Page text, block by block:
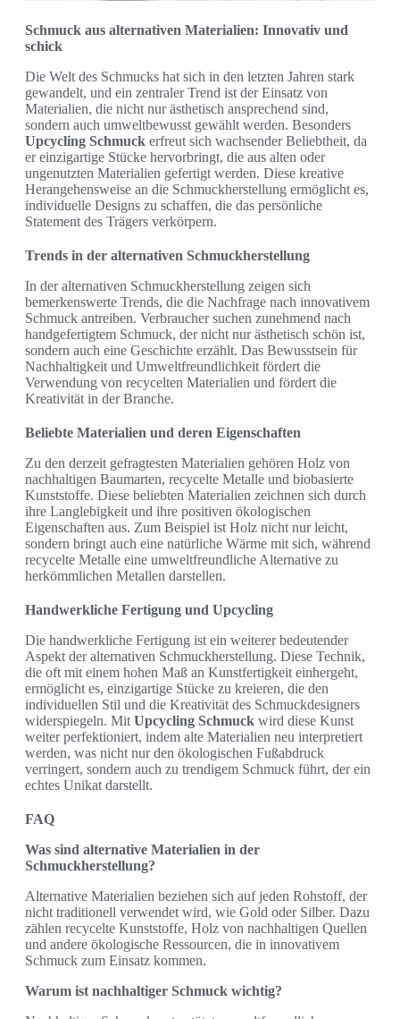
Schmuck aus alternativen Materialien: Innovativ und
schick
Die Welt des Schmucks hat sich in den letzten Jahren stark
gewandelt, und ein zentraler Trend ist der Einsatz von
Materialien, die nicht nur ästhetisch ansprechend sind,
sondern auch umweltbewusst gewählt werden. Besonders
Upcycling Schmuck erfreut sich wachsender Beliebtheit, da
er einzigartige Stücke hervorbringt, die aus alten oder
ungenutzten Materialien gefertigt werden. Diese kreative
Herangehensweise an die Schmuckherstellung ermöglicht es,
individuelle Designs zu schaffen, die das persönliche
Statement des Trägers verkörpern.
Trends in der alternativen Schmuckherstellung
In der alternativen Schmuckherstellung zeigen sich
bemerkenswerte Trends, die die Nachfrage nach innovativem
Schmuck antreiben. Verbraucher suchen zunehmend nach
handgefertigtem Schmuck, der nicht nur ästhetisch schön ist,
sondern auch eine Geschichte erzählt. Das Bewusstsein für
Nachhaltigkeit und Umweltfreundlichkeit fördert die
Verwendung von recycelten Materialien und fördert die
Kreativität in der Branche.
Beliebte Materialien und deren Eigenschaften
Zu den derzeit gefragtesten Materialien gehören Holz von
nachhaltigen Baumarten, recycelte Metalle und biobasierte
Kunststoffe. Diese beliebten Materialien zeichnen sich durch
ihre Langlebigkeit und ihre positiven ökologischen
Eigenschaften aus. Zum Beispiel ist Holz nicht nur leicht,
sondern bringt auch eine natürliche Wärme mit sich, während
recycelte Metalle eine umweltfreundliche Alternative zu
herkömmlichen Metallen darstellen.
Handwerkliche Fertigung und Upcycling
Die handwerkliche Fertigung ist ein weiterer bedeutender
Aspekt der alternativen Schmuckherstellung. Diese Technik,
die oft mit einem hohen Maß an Kunstfertigkeit einhergeht,
ermöglicht es, einzigartige Stücke zu kreieren, die den
individuellen Stil und die Kreativität des Schmuckdesigners
widerspiegeln. Mit Upcycling Schmuck wird diese Kunst
weiter perfektioniert, indem alte Materialien neu interpretiert
werden, was nicht nur den ökologischen Fußabdruck
verringert, sondern auch zu trendigem Schmuck führt, der ein
echtes Unikat darstellt.
FAQ
Was sind alternative Materialien in der
Schmuckherstellung?
Alternative Materialien beziehen sich auf jeden Rohstoff, der
nicht traditionell verwendet wird, wie Gold oder Silber. Dazu
zählen recycelte Kunststoffe, Holz von nachhaltigen Quellen
und andere ökologische Ressourcen, die in innovativem
Schmuck zum Einsatz kommen.
Warum ist nachhaltiger Schmuck wichtig?